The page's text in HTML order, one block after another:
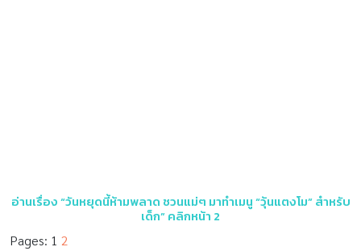
อ่านเรื่อง “วันหยุดนี้ห้ามพลาด ชวนแม่ๆ มาทำเมนู “วุ้นแตงโม” สำหรับ
เด็ก” คลิกหน้า 2
Pages: 1 2